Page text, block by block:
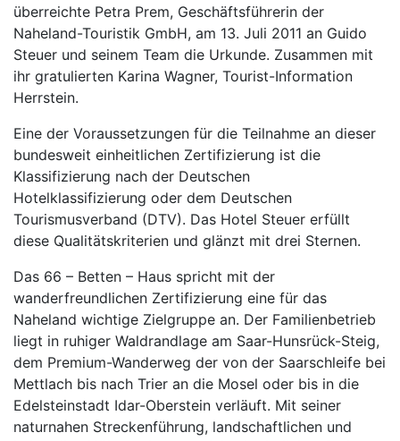
überreichte Petra Prem, Geschäftsführerin der
Naheland-Touristik GmbH, am 13. Juli 2011 an Guido
Steuer und seinem Team die Urkunde. Zusammen mit
ihr gratulierten Karina Wagner, Tourist-Information
Herrstein.
Eine der Voraussetzungen für die Teilnahme an dieser
bundesweit einheitlichen Zertifizierung ist die
Klassifizierung nach der Deutschen
Hotelklassifizierung oder dem Deutschen
Tourismusverband (DTV). Das Hotel Steuer erfüllt
diese Qualitätskriterien und glänzt mit drei Sternen.
Das 66 – Betten – Haus spricht mit der
wanderfreundlichen Zertifizierung eine für das
Naheland wichtige Zielgruppe an. Der Familienbetrieb
liegt in ruhiger Waldrandlage am Saar-Hunsrück-Steig,
dem Premium-Wanderweg der von der Saarschleife bei
Mettlach bis nach Trier an die Mosel oder bis in die
Edelsteinstadt Idar-Oberstein verläuft. Mit seiner
naturnahen Streckenführung, landschaftlichen und